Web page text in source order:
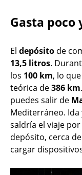
Gasta poco
El depósito de
13,5 litros.
los 100 km, lo
teórica de386 km
puedes salir de
Mediterráneo. Ida
saldría el viaje
depósito, cerca
cargar